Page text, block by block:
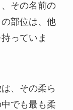
その名前の
部位は、他
っていま
、その柔ら
でも最も柔